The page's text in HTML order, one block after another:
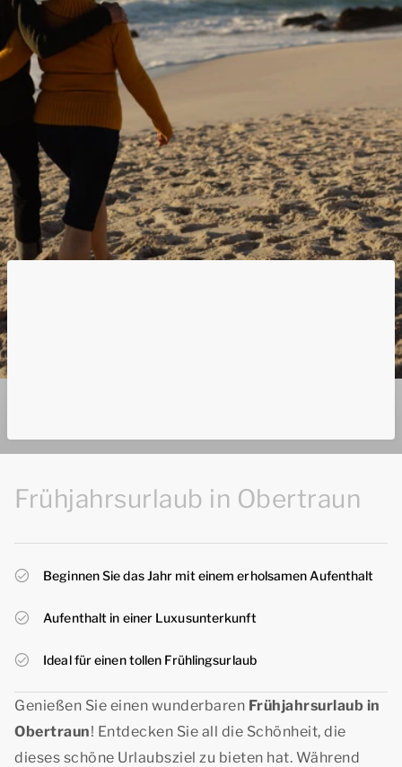
Frühjahrsurlaub in Obertraun
Beginnen Sie das Jahr mit einem erholsamen Aufenthalt
Aufenthalt in einer Luxusunterkunft
Ideal für einen tollen Frühlingsurlaub
Genießen Sie einen wunderbaren Frühjahrsurlaub in
Obertraun! Entdecken Sie all die Schönheit, die
dieses schöne Urlaubsziel zu bieten hat. Während